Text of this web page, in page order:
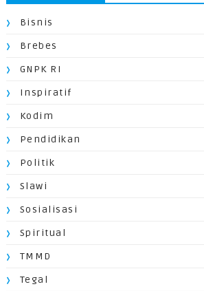
Bisnis
Brebes
GNPK RI
Inspiratif
Kodim
Pendidikan
Politik
Slawi
Sosialisasi
Spiritual
TMMD
Tegal